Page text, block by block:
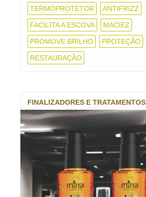
TERMOPROTETOR ANTIFRIZZ
FACILITA A ESCOVA MACIEZ
PROMOVE BRILHO PROTEÇÃO
RESTAURAÇÃO
FINALIZADORES E TRATAMENTOS